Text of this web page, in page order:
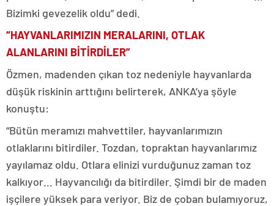
Bizimki gevezelik oldu” dedi.
“HAYVANLARIMIZIN MERALARINI, OTLAK
ALANLARINI BİTİRDİLER”
Özmen, madenden çıkan toz nedeniyle hayvanlarda
düşük riskinin arttığını belirterek, ANKA’ya şöyle
konuştu:
“Bütün meramızı mahvettiler, hayvanlarımızın
otlaklarını bitirdiler. Tozdan, topraktan hayvanlarımız
yayılamaz oldu. Otlara elinizi vurduğunuz zaman toz
kalkıyor… Hayvancılığı da bitirdiler. Şimdi bir de maden
işçilere yüksek para veriyor. Biz de çoban bulamıyoruz,